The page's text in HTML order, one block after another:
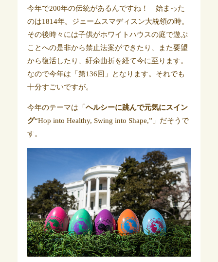
今年で200年の伝統があるんですね！ 始まった
のは1814年。ジェームスマディスン大統領の時。
その後時々には子供がホワイトハウスの庭で遊ぶ
ことへの是非から禁止法案ができたり、また要望
から復活したり、紆余曲折を経て今に至ります。
なので今年は「第136回」となります。それでも
十分すごいですが。
今年のテーマは「 ヘルシーに跳んで元気にスイン
グ“Hop into Healthy, Swing into Shape,”」だそうで
す。